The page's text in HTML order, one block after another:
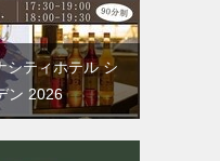
シティホテル シ
ン 2026